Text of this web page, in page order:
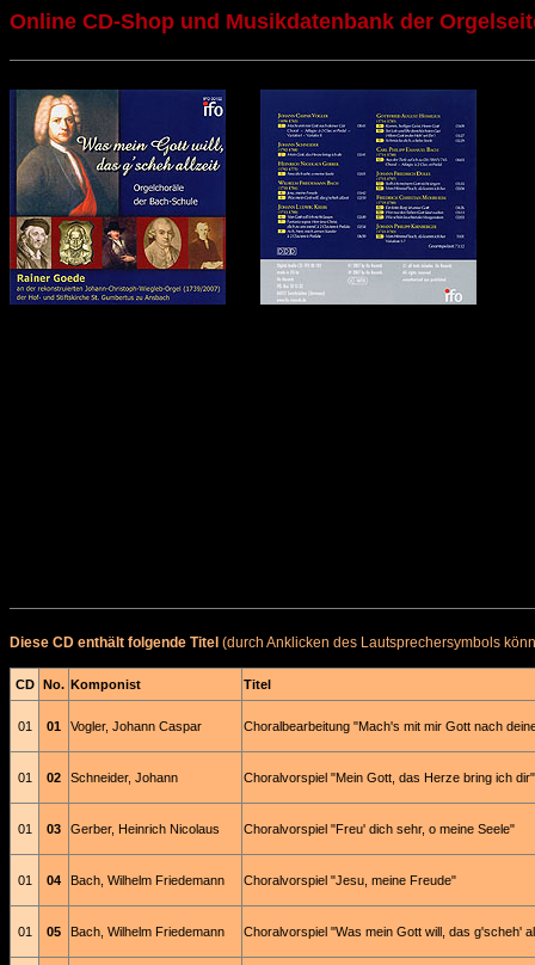
Online CD-Shop und Musikdatenbank der
Diese CD enthält folgende Titel (durch Anklicken des Lautsprechersymbols
CD No. Komponist Titel
01 01 Vogler, Johann Caspar Choralbearbeitung "Mach's mit mir Gott nach
01 02 Schneider, Johann Choralvorspiel "Mein Gott, das Herze bring ich dir"
01 03 Gerber, Heinrich Nicolaus Choralvorspiel "Freu' dich sehr, o meine Seele"
01 04 Bach, Wilhelm Friedemann Choralvorspiel "Jesu, meine Freude"
01 05 Bach, Wilhelm Friedemann Choralvorspiel "Was mein Gott will, das g'scheh'